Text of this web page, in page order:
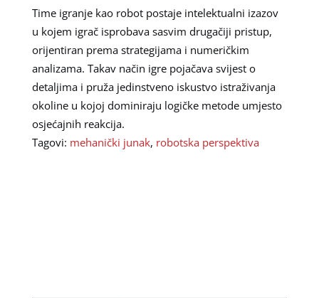
Time igranje kao robot postaje intelektualni izazov
u kojem igrač isprobava sasvim drugačiji pristup,
orijentiran prema strategijama i numeričkim
analizama. Takav način igre pojačava svijest o
detaljima i pruža jedinstveno iskustvo istraživanja
okoline u kojoj dominiraju logičke metode umjesto
osjećajnih reakcija.
Tagovi: mehanički junak, robotska perspektiva